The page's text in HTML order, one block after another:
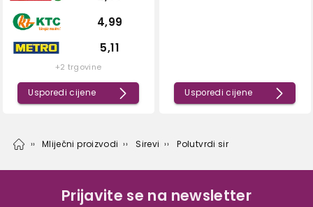
4,99
5,11
+2 trgovine
Usporedi cijene Usporedi cijene
Mliječni proizvodi Sirevi Polutvrdi sir
Prijavite se na newsletter